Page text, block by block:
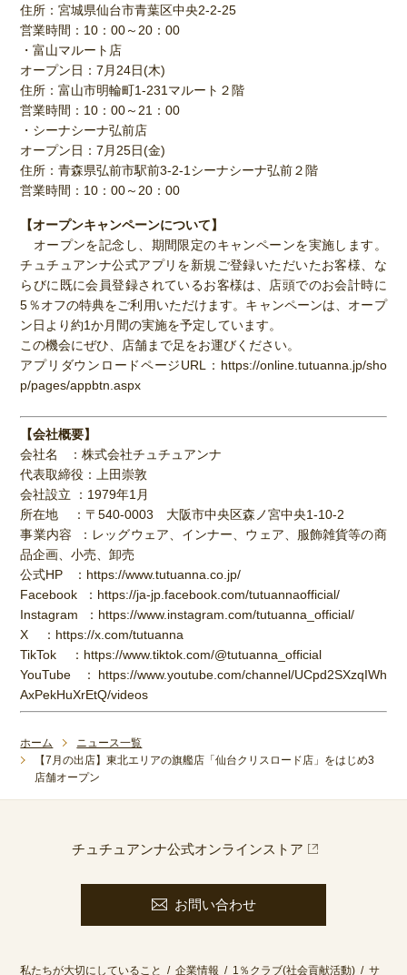
住所：宮城県仙台市青葉区中央2-2-25
営業時間：10：00～20：00
・富山マルート店
オープン日：7月24日(木)
住所：富山市明輪町1-231マルート２階
営業時間：10：00～21：00
・シーナシーナ弘前店
オープン日：7月25日(金)
住所：青森県弘前市駅前3-2-1シーナシーナ弘前２階
営業時間：10：00～20：00
【オープンキャンペーンについて】
オープンを記念し、期間限定のキャンペーンを実施します。
チュチュアンナ公式アプリを新規ご登録いただいたお客様、な
らびに既に会員登録されているお客様は、店頭でのお会計時に
5％オフの特典をご利用いただけます。キャンペーンは、オープ
ン日より約1か月間の実施を予定しています。
この機会にぜひ、店舗まで足をお運びください。
アプリダウンロードページURL：https://online.tutuanna.jp/sho
p/pages/appbtn.aspx
【会社概要】
会社名 ：株式会社チュチュアンナ
代表取締役：上田崇敦
会社設立 ：1979年1月
所在地 ：〒540-0003 大阪市中央区森ノ宮中央1-10-2
事業内容 ：レッグウェア、インナー、ウェア、服飾雑貨等の商
品企画、小売、卸売
公式HP ：https://www.tutuanna.co.jp/
Facebook ：https://ja-jp.facebook.com/tutuannaofficial/
Instagram ：https://www.instagram.com/tutuanna_official/
X ：https://x.com/tutuanna
TikTok ：https://www.tiktok.com/@tutuanna_official
YouTube ：https://www.youtube.com/channel/UCpd2SXzqIWh
AxPekHuXrEtQ/videos
ホーム
ニュース一覧
【7月の出店】東北エリアの旗艦店「仙台クリスロード店」をはじめ3
店舗オープン
私たちが大切にしていること 企業情報 1％クラブ(社会貢献活動) サ
お問い合わせ
チュチュアンナ公式オンラインストア